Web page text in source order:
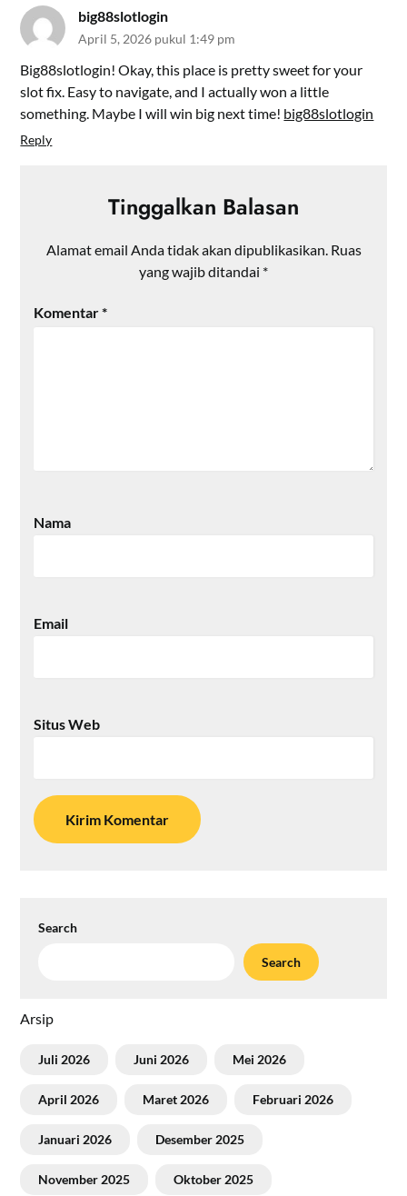
big88slotlogin
April 5, 2026 pukul 1:49 pm
Big88slotlogin! Okay, this place is pretty sweet for your
slot fix. Easy to navigate, and I actually won a little
something. Maybe I will win big next time! big88slotlogin
Reply
Tinggalkan Balasan
Alamat email Anda tidak akan dipublikasikan. Ruas
yang wajib ditandai *
Komentar*
Nama
Email
Situs Web
Search
Search
Arsip
Juli 2026 Juni 2026 Mei 2026
April 2026 Maret 2026 Februari 2026
Januari 2026 Desember 2025
November 2025 Oktober 2025